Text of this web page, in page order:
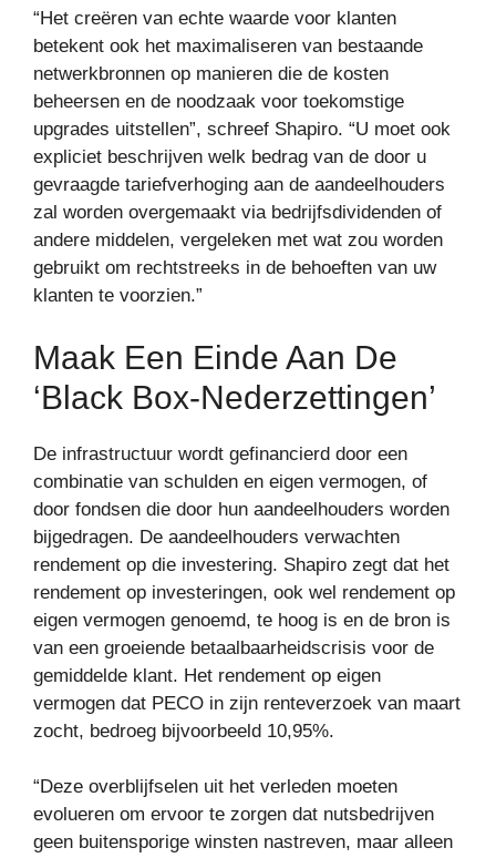
“Het creëren van echte waarde voor klanten
betekent ook het maximaliseren van bestaande
netwerkbronnen op manieren die de kosten
beheersen en de noodzaak voor toekomstige
upgrades uitstellen”, schreef Shapiro. “U moet ook
expliciet beschrijven welk bedrag van de door u
gevraagde tariefverhoging aan de aandeelhouders
zal worden overgemaakt via bedrijfsdividenden of
andere middelen, vergeleken met wat zou worden
gebruikt om rechtstreeks in de behoeften van uw
klanten te voorzien.”
Maak Een Einde Aan De
‘black Box-Nederzettingen’
De infrastructuur wordt gefinancierd door een
combinatie van schulden en eigen vermogen, of
door fondsen die door hun aandeelhouders worden
bijgedragen. De aandeelhouders verwachten
rendement op die investering. Shapiro zegt dat het
rendement op investeringen, ook wel rendement op
eigen vermogen genoemd, te hoog is en de bron is
van een groeiende betaalbaarheidscrisis voor de
gemiddelde klant. Het rendement op eigen
vermogen dat PECO in zijn renteverzoek van maart
zocht, bedroeg bijvoorbeeld 10,95%.
“Deze overblijfselen uit het verleden moeten
evolueren om ervoor te zorgen dat nutsbedrijven
geen buitensporige winsten nastreven, maar alleen